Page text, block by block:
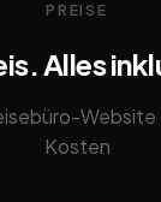
PREISE
Alles
Kosten